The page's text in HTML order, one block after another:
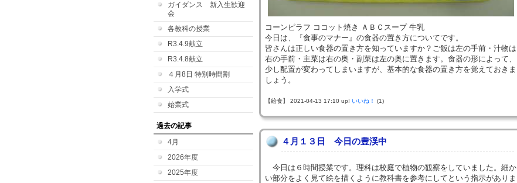
ガイダンス 新入生歓迎
会
各教科の授業
R3.4.9献立
R3.4.8献立
４月8日 特別時間割
入学式
始業式
過去の記事
4月
2026年度
2025年度
コーンピラフ ココット焼き ＡＢＣスープ 牛乳
今日は、『食事のマナー』の食器の置き方についてです。
皆さんは正しい食器の置き方を知っていますか？ご飯は左の手前・汁物は
右の手前・主菜は右の奥・副菜は左の奥に置きます。食器の形によって、
少し配置が変わってしまいますが、基本的な食器の置き方を覚えておきま
しょう。
【給食】 2021-04-13 17:10 up! いいね！ (1)
４月１３日 今日の豊渓中
今日は６時間授業です。理科は校庭で植物の観察をしていました。細か
い部分をよく見て絵を描くように教科書を参考にしてという指示がありま